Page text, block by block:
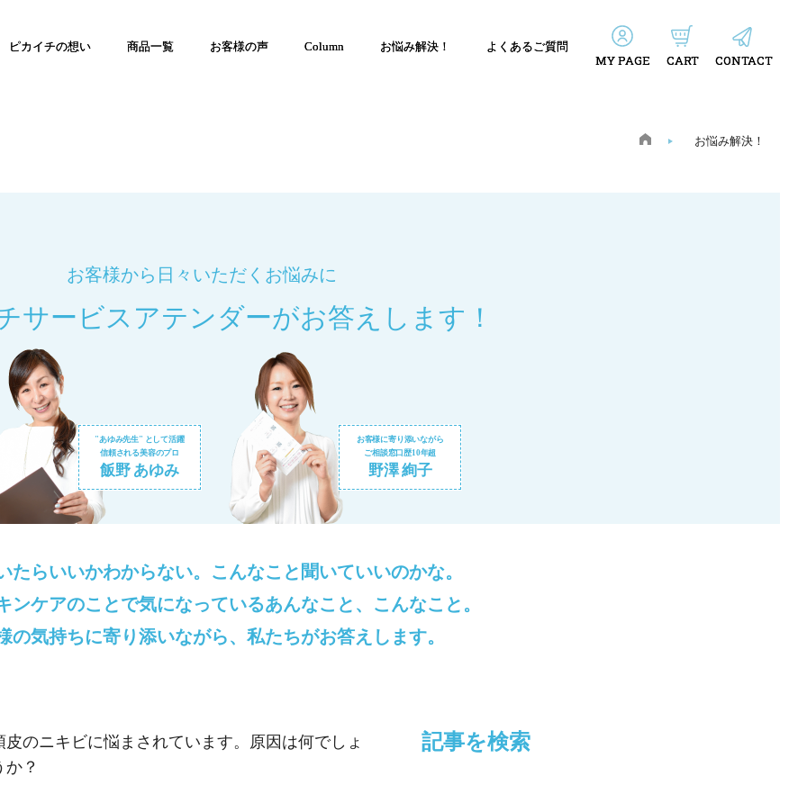
ピカイチの想い 商品一覧 お客様の声 Column お悩み解決！ よくあるご質問
MY PAGE CART CONTACT
お悩み解決！
お客様から日々いただくお悩みに
サービスアテンダーがお答えします！
"あゆみ先生" として活躍
信頼される美容のプロ
飯野 あゆみ
お客様に寄り添いながら
ご相談窓口歴10年超
野澤 絢子
たらいいかわからない。 こんなこと聞いていいのかな。
ンケアのことで気になっているあんなこと、こんなこと。
の気持ちに寄り添いながら、私たちがお答えします。
記事を検索
皮のニキビに悩まされています。原因は何でしょ
か？